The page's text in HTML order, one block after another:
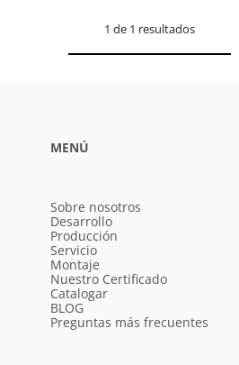
1 de 1 resultados
MENÚ
Sobre nosotros
Desarrollo
Producción
Servicio
Montaje
Nuestro Certificado
Catalogar
BLOG
Preguntas más frecuentes